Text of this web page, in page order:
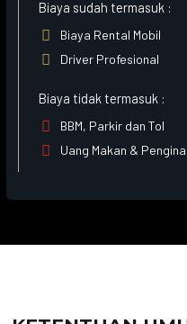
Biaya sudah termasuk :
 Biaya Rental Mobil
 Driver Profesional
Biaya tidak termasuk :
 BBM, Parkir dan Tol
 Uang Makan &